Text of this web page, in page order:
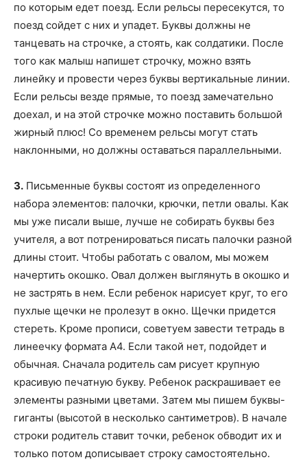
по которым едет поезд. Если рельсы пересекутся, то
поезд сойдет с них и упадет. Буквы должны не
танцевать на строчке, а стоять, как солдатики. После
того как малыш напишет строчку, можно взять
линейку и провести через буквы вертикальные линии.
Если рельсы везде прямые, то поезд замечательно
доехал, и на этой строчке можно поставить большой
жирный плюс! Со временем рельсы могут стать
наклонными, но должны оставаться параллельными.
3. Письменные буквы состоят из определенного
набора элементов: палочки, крючки, петли овалы. Как
мы уже писали выше, лучше не собирать буквы без
учителя, а вот потренироваться писать палочки разной
длины стоит. Чтобы работать с овалом, мы можем
начертить окошко. Овал должен выглянуть в окошко и
не застрять в нем. Если ребенок нарисует круг, то его
пухлые щечки не пролезут в окно. Щечки придется
стереть. Кроме прописи, советуем завести тетрадь в
линеечку формата А4. Если такой нет, подойдет и
обычная. Сначала родитель сам рисует крупную
красивую печатную букву. Ребенок раскрашивает ее
элементы разными цветами. Затем мы пишем буквы-
гиганты (высотой в несколько сантиметров). В начале
строки родитель ставит точки, ребенок обводит их и
только потом дописывает строку самостоятельно.